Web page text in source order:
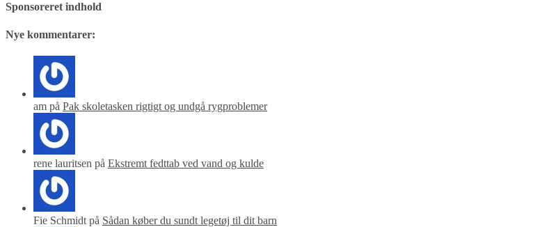
Sponsoreret indhold
Nye kommentarer:
am på Pak skoletasken rigtigt og undgå rygproblemer
rene lauritsen på Ekstremt fedttab ved vand og kulde
Fie Schmidt på Sådan køber du sundt legetøj til dit barn